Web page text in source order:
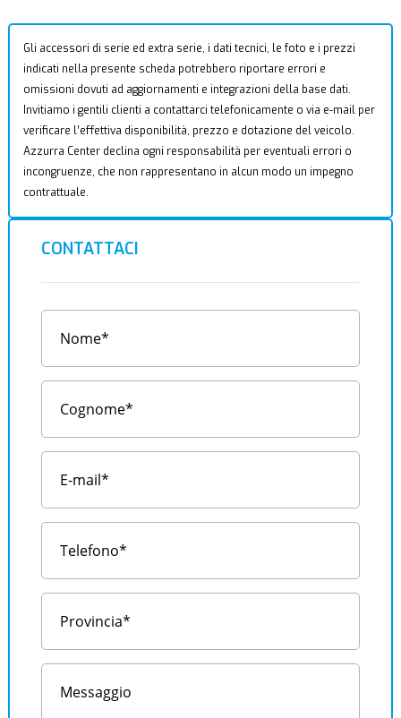
Gli accessori di serie ed extra serie, i dati tecnici, le foto e i prezzi
indicati nella presente scheda potrebbero riportare errori e
omissioni dovuti ad aggiornamenti e integrazioni della base dati.
Invitiamo i gentili clienti a contattarci telefonicamente o via e-mail per
verificare l’effettiva disponibilità, prezzo e dotazione del veicolo.
Azzurra Center declina ogni responsabilità per eventuali errori o
incongruenze, che non rappresentano in alcun modo un impegno
contrattuale.
CONTATTACI